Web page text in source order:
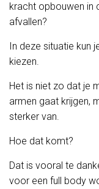
kracht opbouwen in
afvallen?
In deze situatie kun
kiezen.
Het is niet zo dat je
armen gaat krijgen,
sterker van.
Hoe dat komt?
Dat is vooral te
voor een full body